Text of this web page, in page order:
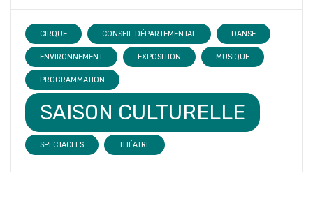
CIRQUE CONSEIL DÉPARTEMENTAL DANSE
ENVIRONNEMENT EXPOSITION MUSIQUE
PROGRAMMATION
SAISON CULTURELLE
SPECTACLES THÉATRE